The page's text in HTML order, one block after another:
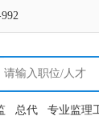
总代 专业监理